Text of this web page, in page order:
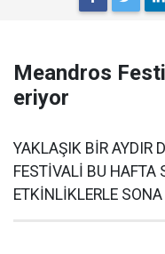
Meandros
eriyor
YAKLAŞIK BİR AYDIR
FESTİVALİ BU HAFTA
ETKİNLİKLERLE SONA